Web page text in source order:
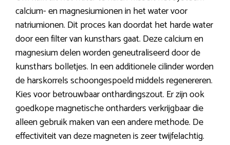
calcium- en magnesiumionen in het water voor
natriumionen. Dit proces kan doordat het harde water
door een filter van kunsthars gaat. Deze calcium en
magnesium delen worden geneutraliseerd door de
kunsthars bolletjes. In een additionele cilinder worden
de harskorrels schoongespoeld middels regenereren.
Kies voor betrouwbaar onthardingszout. Er zijn ook
goedkope magnetische ontharders verkrijgbaar die
alleen gebruik maken van een andere methode. De
effectiviteit van deze magneten is zeer twijfelachtig.